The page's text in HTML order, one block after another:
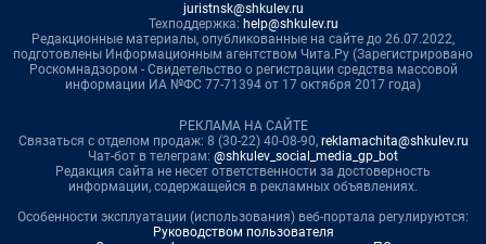
juristnsk@shkulev.ru
Техподдержка: help@shkulev.ru
Редакционные материалы, опубликованные на сайте до 26.07.2022,
подготовлены Информационным агентством Чита.Ру (Зарегистрировано
Роскомнадзором - Свидетельство о регистрации средства массовой
информации ИА №ФС 77-71394 от 17 октября 2017 года)
РЕКЛАМА НА САЙТЕ
Связаться с отделом продаж: 8 (30-22) 40-08-90, reklamachita@shkulev.ru
Чат-бот в телеграм: @shkulev_social_media_gp_bot
Редакция сайта не несет ответственности за достоверность
информации, содержащейся в рекламных объявлениях.
Особенности эксплуатации (использования) веб-портала регулируются:
Руководством пользователя